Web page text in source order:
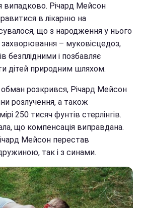
випадково. Річард Мейсон
в лікарню на
що з народження у нього
захворювання – муковісцедоз,
безплідними і позбавляє
дітей природним шляхом.
розкрився, Річард Мейсон
розлучення, а також
250 тисяч фунтів стерлінгів.
що компенсація виправдана.
Мейсон перестав
так і з синами.